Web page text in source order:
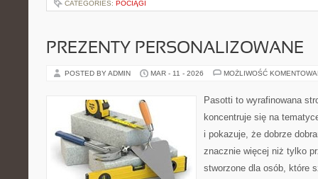
CATEGORIES: POCIĄGI
PREZENTY PERSONALIZOWANE
POSTED BY ADMIN MAR - 11 - 2026 MOŻLIWOŚĆ
Pasotti to wyrafinowana
koncentruje się na
i pokazuje, że dobrze
znacznie więcej niż tylko
stworzone dla osób, które